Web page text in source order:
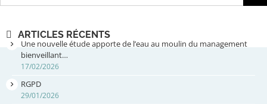
ARTICLES RÉCENTS
Une nouvelle étude apporte de l’eau au moulin du management
bienveillant…
17/02/2026
RGPD
29/01/2026